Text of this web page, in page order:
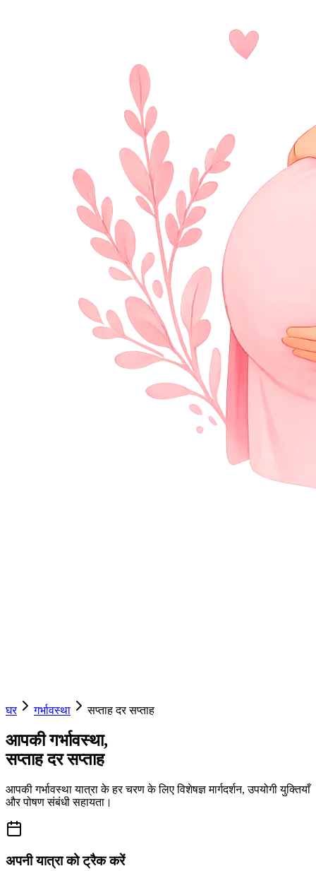
घर गर्भावस्था सप्ताह दर सप्ताह
आपकी गर्भावस्था,
सप्ताह दर सप्ताह
आपकी गर्भावस्था यात्रा के हर चरण के लिए विशेषज्ञ मार्गदर्शन, उपयोगी युक्तियाँ
और पोषण संबंधी सहायता।
अपनी यात्रा को ट्रैक करें